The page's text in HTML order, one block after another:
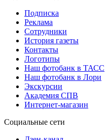
Подписка
Реклама
Сотрудники
История газеты
Контакты
Логотипы
Наш фотобанк в ТАСС
Наш фотобанк в Лори
Экскурсии
Академия СПВ
Интернет-магазин
Социальные сети